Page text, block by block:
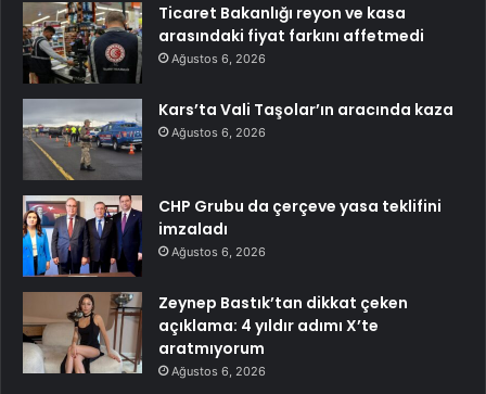
Ticaret Bakanlığı reyon ve kasa
arasındaki fiyat farkını affetmedi
Ağustos 6, 2026
Kars’ta Vali Taşolar’ın aracında kaza
Ağustos 6, 2026
CHP Grubu da çerçeve yasa teklifini
imzaladı
Ağustos 6, 2026
Zeynep Bastık’tan dikkat çeken
açıklama: 4 yıldır adımı X’te
aratmıyorum
Ağustos 6, 2026